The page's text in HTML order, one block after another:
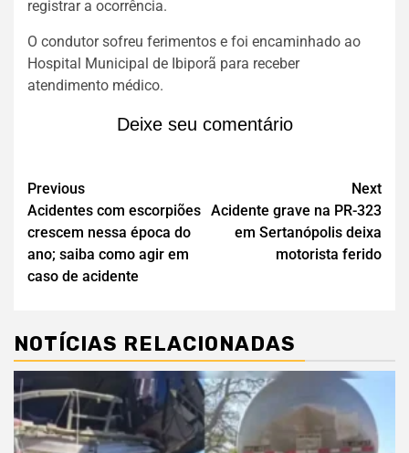
registrar a ocorrência.
O condutor sofreu ferimentos e foi encaminhado ao
Hospital Municipal de Ibiporã para receber
atendimento médico.
Deixe seu comentário
Previous
Acidentes com escorpiões
crescem nessa época do
ano; saiba como agir em
caso de acidente
Next
Acidente grave na PR-323
em Sertanópolis deixa
motorista ferido
NOTÍCIAS RELACIONADAS